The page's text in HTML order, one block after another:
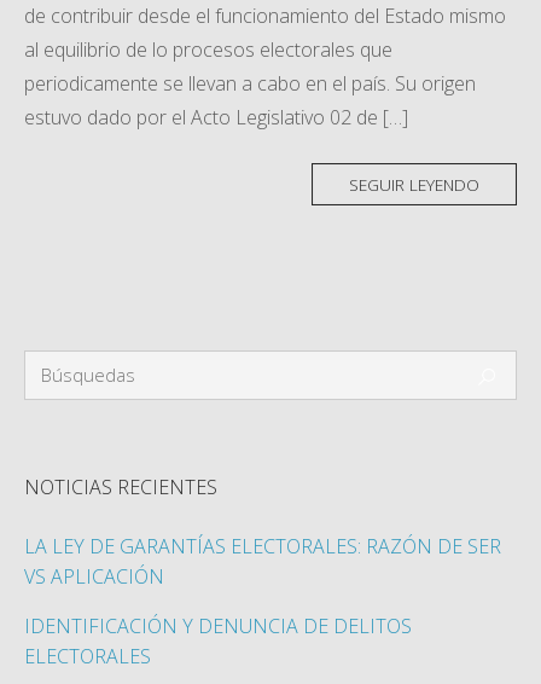
de contribuir desde el funcionamiento del Estado mismo
al equilibrio de lo procesos electorales que
periodicamente se llevan a cabo en el país. Su origen
estuvo dado por el Acto Legislativo 02 de […]
SEGUIR LEYENDO
NOTICIAS RECIENTES
LA LEY DE GARANTÍAS ELECTORALES: RAZÓN DE SER
VS APLICACIÓN
IDENTIFICACIÓN Y DENUNCIA DE DELITOS
ELECTORALES